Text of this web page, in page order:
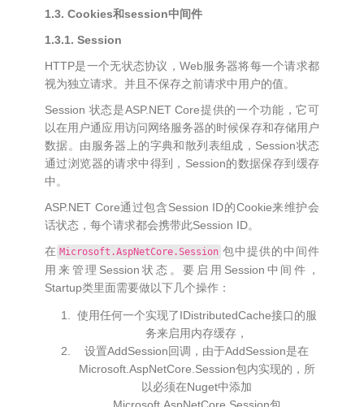
1.3. Cookies和session中间件
1.3.1. Session
HTTP是一个无状态协议，Web服务器将每一个请求都
视为独立请求。并且不保存之前请求中用户的值。
Session 状态是ASP.NET Core提供的一个功能，它可
以在用户通应用访问网络服务器的时候保存和存储用户
数据。由服务器上的字典和散列表组成，Session状态
通过浏览器的请求中得到，Session的数据保存到缓存
中。
ASP.NET Core通过包含Session ID的Cookie来维护会
话状态，每个请求都会携带此Session ID。
在 Microsoft.AspNetCore.Session 包中提供的中间件
用来管理Session状态。要启用Session中间件，
Startup类里面需要做以下几个操作：
使用任何一个实现了IDistributedCache接口的服
务来启用内存缓存，
设置AddSession回调，由于AddSession是在
Microsoft.AspNetCore.Session包内实现的，所
以必须在Nuget中添加